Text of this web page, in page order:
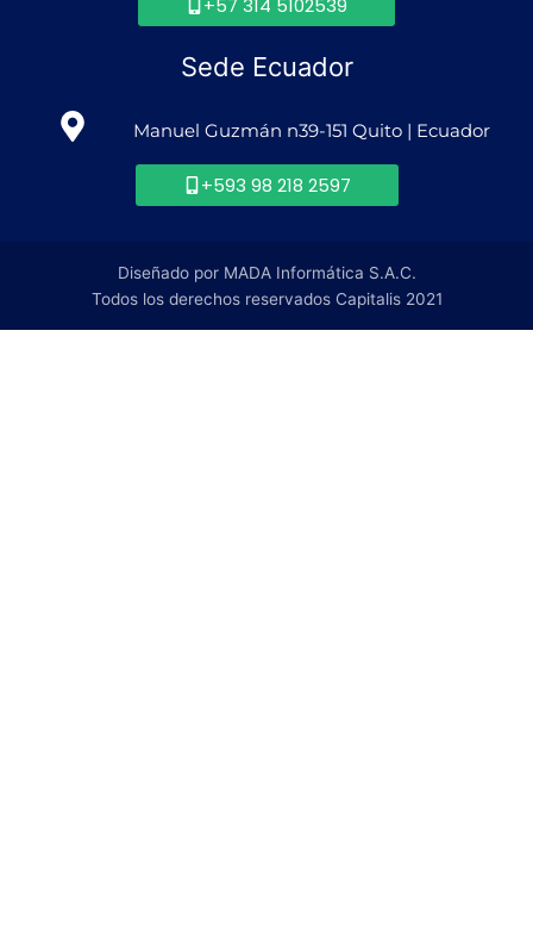
+57 314 5102539
Sede Ecuador
Manuel Guzmán n39-151 Quito | Ecuador
+593 98 218 2597
Todos los derechos reservados Capitalis 2021
Diseñado por MADA Informática S.A.C.